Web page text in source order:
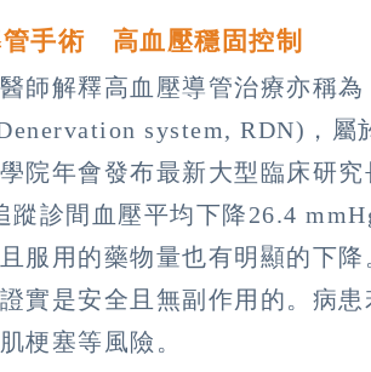
手術 高血壓穩固控制
師解釋高血壓導管治療亦稱
system, RDN)，
院年會發布最新大型臨床研
蹤診間血壓平均下降26.4
服用的藥物量也有明顯的下
實是安全且無副作用的。病
梗塞等風險。